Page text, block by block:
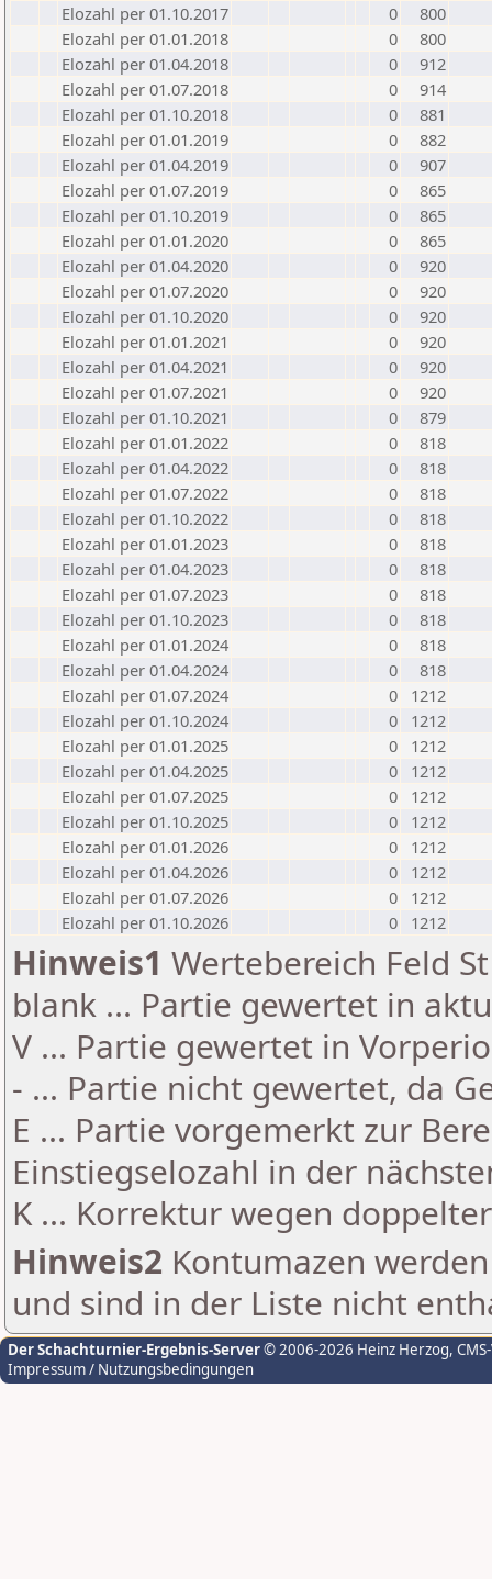
Elozahl per 01.10.2017
0
800
Elozahl per 01.01.2018
0
800
Elozahl per 01.04.2018
0
912
Elozahl per 01.07.2018
0
914
Elozahl per 01.10.2018
0
881
Elozahl per 01.01.2019
0
882
Elozahl per 01.04.2019
0
907
Elozahl per 01.07.2019
0
865
Elozahl per 01.10.2019
0
865
Elozahl per 01.01.2020
0
865
Elozahl per 01.04.2020
0
920
Elozahl per 01.07.2020
0
920
Elozahl per 01.10.2020
0
920
Elozahl per 01.01.2021
0
920
Elozahl per 01.04.2021
0
920
Elozahl per 01.07.2021
0
920
Elozahl per 01.10.2021
0
879
Elozahl per 01.01.2022
0
818
Elozahl per 01.04.2022
0
818
Elozahl per 01.07.2022
0
818
Elozahl per 01.10.2022
0
818
Elozahl per 01.01.2023
0
818
Elozahl per 01.04.2023
0
818
Elozahl per 01.07.2023
0
818
Elozahl per 01.10.2023
0
818
Elozahl per 01.01.2024
0
818
Elozahl per 01.04.2024
0
818
Elozahl per 01.07.2024
0
1212
Elozahl per 01.10.2024
0
1212
Elozahl per 01.01.2025
0
1212
Elozahl per 01.04.2025
0
1212
Elozahl per 01.07.2025
0
1212
Elozahl per 01.10.2025
0
1212
Elozahl per 01.01.2026
0
1212
Elozahl per 01.04.2026
0
1212
Elozahl per 01.07.2026
0
1212
Elozahl per 01.10.2026
0 1212
Hinweis1 Wertebereich Feld
blank ... Partie gewertet in
V ... Partie gewertet in
- ... Partie nicht gewertet, da
E ... Partie vorgemerkt zur
Einstiegselozahl in der
K ... Korrektur wegen
Hinweis2 Kontumazen
und sind in der Liste nicht
Der Schachturnier-Ergebnis-Server© 2006-2026 Heinz Herzog,
Impressum / Nutzungsbedingungen